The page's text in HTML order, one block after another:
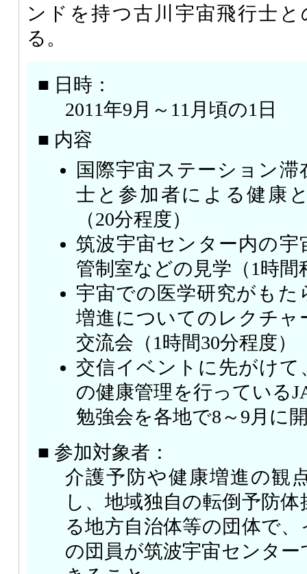
ンドを持つ古川宇宙飛行士
る。
■ 日時：
2011年9月～11月頃の1日
■ 内容
国際宇宙ステーション滞
士と参加者による健康
（20分程度）
筑波宇宙センター内の宇
管制室などの見学（1時間
宇宙での医学研究がもた
増進についてのレクチャ
交流会（1時間30分程度）
交信イベントに先がけて
の健康管理を行っている
勉強会を各地で8～9月に
■ 参加対象者：
介護予防や健康増進の観
し、地域独自の転倒予防
る地方自治体等の団体で
の団員が筑波宇宙センタ